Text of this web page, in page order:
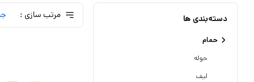
دسته‌بندی ها
حمام
حوله
لیف
مرتب سازی :